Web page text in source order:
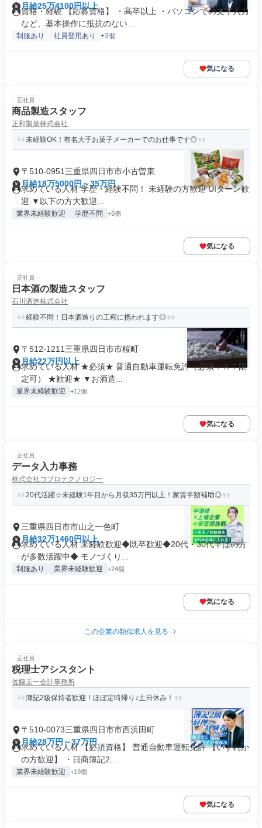
月給25万4100円以上
資格・経験 【応募資格】 ・高卒以上 ・パソコンでの文字入力
など、基本操作に抵抗のない...
制服あり 社員登用あり +3個
気になる
正社員
商品製造スタッフ
正和製菓株式会社
未経験OK！有名大手お菓子メーカーでのお仕事です◎
〒510-0951三重県四日市市小古曽東
月給18万5000円～35万円
求めている人材 学歴・経験不問！ 未経験の方歓迎 UIターン歓
迎 ▼以下の方大歓迎...
業界未経験歓迎 学歴不問 +5個
気になる
正社員
日本酒の製造スタッフ
石川酒造株式会社
経験不問！日本酒造りの工程に携われます◎
〒512-1211三重県四日市市桜町
月給22万円以上
求めている人材 ★必須★ 普通自動車運転免許（必須：ＡＴ限
定可） ★歓迎★ ▼お酒造...
業界未経験歓迎 +12個
気になる
正社員
データ入力事務
株式会社コプロテクノロジー
20代活躍☆未経験1年目から月収35万円以上！家賃半額補助◎
三重県四日市市山之一色町
月給32万1460円以上
求めている人材 未経験歓迎◆既卒歓迎◆20代・30代半ばの方
が多数活躍中◆ モノづくり...
制服あり 業界未経験歓迎 +24個
気になる
この企業の類似求人を見る
正社員
税理士アシスタント
佐藤圭一会計事務所
簿記2級保持者歓迎！ほぼ定時帰り♪土日休み！
〒510-0073三重県四日市市西浜田町
月給28万円～37万円
求めている人材 【必須資格】 普通自動車運転免許 【いずれか
の方歓迎】 ・日商簿記2...
業界未経験歓迎 +19個
気になる